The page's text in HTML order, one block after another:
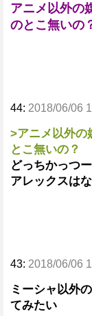
アニメ以外の
のとこ無いの
44: 2018/06/06
>アニメ以外の
とこ無いの？
どっちかっつ
アレックスは
43: 2018/06/06
ミーシャ以外
てみたい